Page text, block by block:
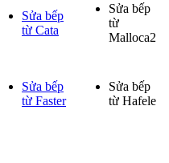
Sửa bếp
từ Cata
Sửa bếp
từ
Malloca2
Sửa bếp
từ Faster
Sửa bếp
từ Hafele